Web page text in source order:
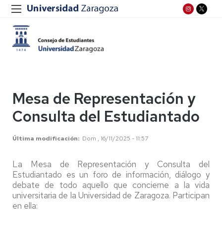
Mesa de Representación y
Consulta del Estudiantado
Última modificación Dom , 16/11/2025 - 11:57
La Mesa de Representación y Consulta del
Estudiantado es un foro de información, diálogo y
debate de todo aquello que concierne a la vida
universitaria de la Universidad de Zaragoza. Participan
en ella: